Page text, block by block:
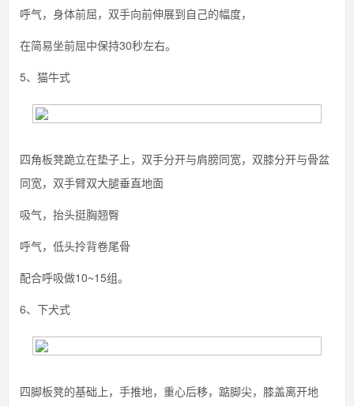
呼气，身体前屈，双手向前伸展到自己的幅度，
在简易坐前屈中保持30秒左右。
5、猫牛式
四角板凳跪立在垫子上，双手分开与肩膀同宽，双膝分开与骨盆
同宽，双手臂双大腿垂直地面
吸气，抬头挺胸翘臀
呼气，低头拎背卷尾骨
配合呼吸做10~15组。
6、下犬式
四脚板凳的基础上，手推地，重心后移，踮脚尖，膝盖离开地